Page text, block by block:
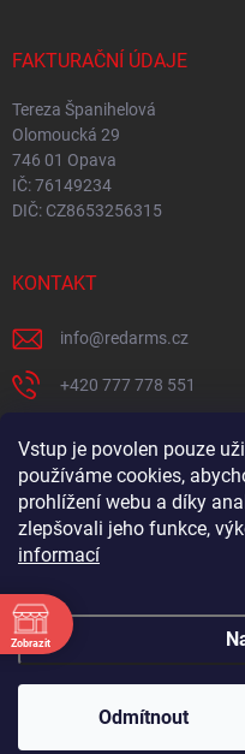
Vstup je povolen pouze
používáme cookies,
prohlížení webu a díky
zlepšovali jeho funkce,
informací
Odmítnout
Chcete navštívit můj
551 ideálně 2. dny
FAKTURAČNÍ ÚDAJE
Tereza Španihelová
Olomoucká 29
746 01 Opava
IČ: 76149234
DIČ: CZ8653256315
KONTAKT
info@redarms.cz
+420 777 778 551
redarms_cz/
YOUTUBE
Copyright 2026REDARMS.CZ.
Zobrazit